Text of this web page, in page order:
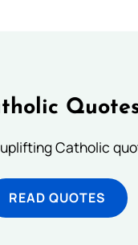
Catholic
READ QUOTES